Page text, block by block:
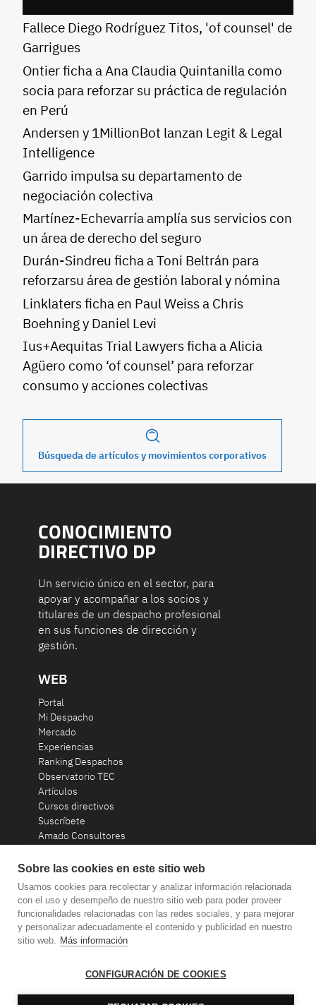
Fallece Diego Rodríguez Titos, 'of counsel' de
Garrigues
Ontier ficha a Ana Claudia Quintanilla como
socia para reforzar su práctica de regulación
en Perú
Andersen y 1MillionBot lanzan Legit & Legal
Intelligence
Garrido impulsa su departamento de
negociación colectiva
Martínez-Echevarría amplía sus servicios con
un área de derecho del seguro
Durán-Sindreu ficha a Toni Beltrán para
reforzarsu área de gestión laboral y nómina
Linklaters ficha en Paul Weiss a Chris
Boehning y Daniel Levi
Ius+Aequitas Trial Lawyers ficha a Alicia
Agüero como ‘of counsel’ para reforzar
consumo y acciones colectivas
Búsqueda de artículos y movimientos corporativos
CONOCIMIENTO
DIRECTIVO DP
Un servicio único en el sector, para
apoyar y acompañar a los socios y
titulares de un despacho profesional
en sus funciones de dirección y
gestión.
WEB
Portal
Mi Despacho
Mercado
Experiencias
Ranking Despachos
Observatorio TEC
Artículos
Cursos directivos
Suscríbete
Amado Consultores
Contacto
consultoria@amadoconsultores.com
+34 93 319 58 20
Sobre las cookies en este sitio web
Usamos cookies para recolectar y analizar información relacionada
con el uso y desempeño de nuestro sitio web para poder proveer
funcionalidades relacionadas con las redes sociales, y para mejorar
y personalizar adecuadamente el contenido y publicidad en nuestro
sitio web. Más información
CONFIGURACIÓN DE COOKIES